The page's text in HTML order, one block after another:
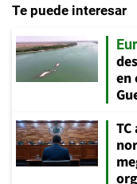
Te puede interesar
en